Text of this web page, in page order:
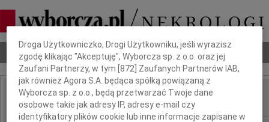
Nekrologi Odeszli Poradnik pogrzebowy
IMIĘ I NAZWISKO:
Dbamy o Twoją prywatność
Droga Użytkowniczko, Drogi Użytkowniku, jeśli wyrazisz
zgodę klikając "Akceptuję", Wyborcza sp. z o.o. oraz jej
Zaufani Partnerzy, w tym [872 ] Zaufanych Partnerów IAB,
jak również Agora S.A. będąca spółką powiązaną z
Wyborcza sp. z o.o., będą przetwarzać Twoje dane
osobowe takie jak adresy IP, adresy e-mail czy
identyfikatory plików cookie lub inne informacje zapisane w